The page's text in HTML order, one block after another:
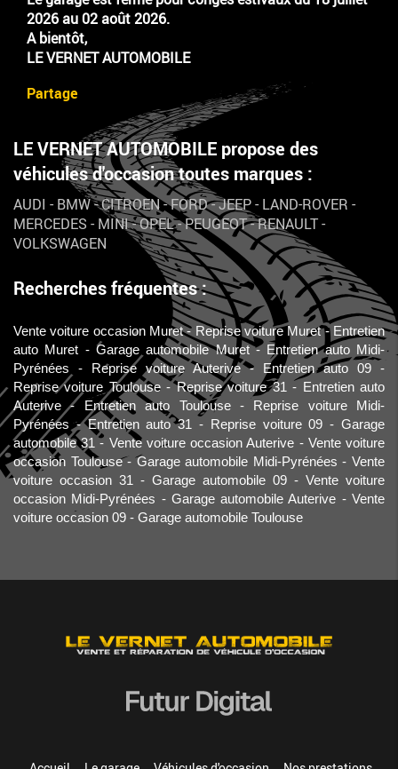
2026 au 02 août 2026.
A bientôt,
LE VERNET AUTOMOBILE
Partage
LE VERNET AUTOMOBILE propose des
véhicules d'occasion toutes marques :
AUDI - BMW-CITROEN-FORD-JEEP- LAND-ROVER -
MERCEDES - MINI-OPEL-PEUGEOT-RENAULT-
VOLKSWAGEN
Recherches fréquentes :
Vente voiture occasion Muret Reprise voiture Muret
Entretien
auto Muret
Garage automobile Muret
Entretien auto Midi-
Pyrénées
Reprise voiture Auterive
Entretien auto 09
Reprise voiture Toulouse
Reprise voiture 31
Entretien auto
Auterive
Entretien auto Toulouse
Reprise voiture Midi-
Pyrénées
Entretien auto 31 Reprise voiture 09
Garage
automobile 31
Vente voiture occasion Auterive
Vente voiture
occasion Toulouse
Garage automobile Midi-Pyrénées
Vente
voiture occasion 31
Garage automobile 09
Vente voiture
occasion Midi-Pyrénées
Garage automobile Auterive
Vente
voiture occasion 09
Garage automobile Toulouse